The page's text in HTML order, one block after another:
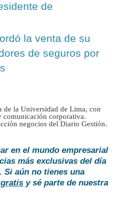
de
la venta de su
de seguros por
de la Universidad de Lima, con
comunicación corporativa.
negocios del Diario Gestión.
en el mundo empresarial
más exclusivas del día
. Si aún no tienes una
y sé parte de nuestra